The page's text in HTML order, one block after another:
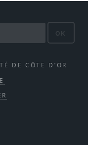
OK
DE CÔTE D’OR